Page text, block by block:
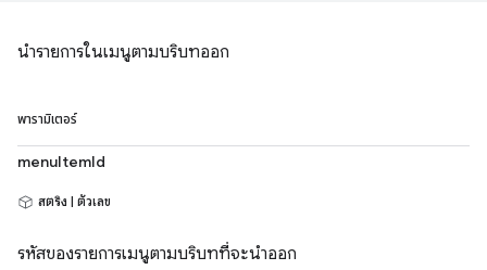
นำรายการในเมนูตามบริบทออก
พารามิเตอร์
menuItemId
สตริง | ตัวเลข
รหัสของรายการเมนูตามบริบทที่จะนำออก